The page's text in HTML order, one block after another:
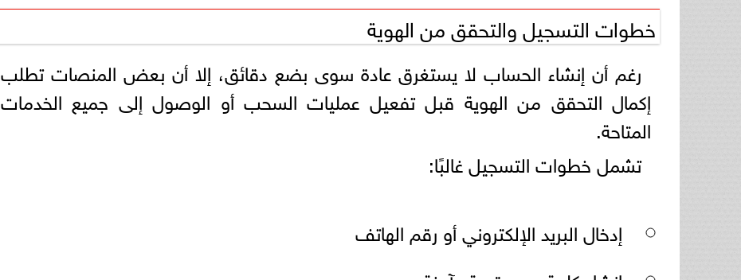
خطوات التسجيل والتحقق من الهوية
رغم أن إنشاء الحساب لا يستغرق عادة سوى بضع دقائق، إلا أن بعض المنصات تطلب
إكمال التحقق من الهوية قبل تفعيل عمليات السحب أو الوصول إلى جميع الخدمات
المتاحة.
تشمل خطوات التسجيل غالبًا:
إدخال البريد الإلكتروني أو رقم الهاتف